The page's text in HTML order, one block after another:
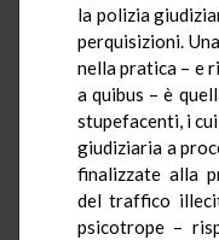
la polizia
perquisizioni.
nella pratica – e
a quibus – è
stupefacenti, i
giudiziaria a
finalizzate alla
del traffico
psicotrope –